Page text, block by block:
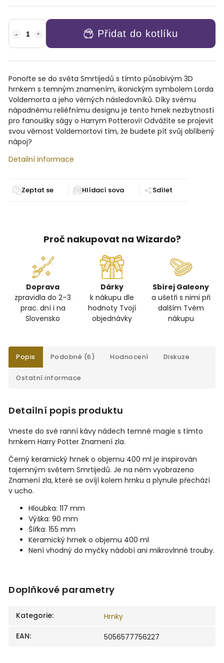
Přidat do kotlíku
Ponořte se do světa Smrtijedů s tímto působivým 3D
hrnkem s temným znamením, ikonickým symbolem Lorda
Voldemorta a jeho věrných následovníků. Díky svému
nápadnému reliéfnímu designu je tento hrnek nezbytností
pro fanoušky ságy o Harrym Potterovi! Odvážíte se projevit
svou věrnost Voldemortovi tím, že budete pít svůj oblíbený
nápoj?
Detailní informace
Zeptat se Sdílet
Proč nakupovat na Wizardo?
Doprava
zpravidla do 2–3
prac. dní i na
Slovensko
Dárky
k nákupu dle
hodnoty Tvojí
objednávky
Sbírej Galeony
a ušetři s nimi při
dalším Tvém
nákupu
Popis Podobné (6) Hodnocení Diskuze
Ostatní informace
Detailní popis produktu
Vneste do své ranní kávy nádech temné magie s tímto
hrnkem Harry Potter Znamení zla.
Černý keramický hrnek o objemu 400 ml je inspirován
tajemným světem Smrtijedů. Je na něm vyobrazeno
Znamení zla, které se ovíjí kolem hrnku a plynule přechází
v ucho.
Hloubka: 117 mm
Výška: 90 mm
Šířka: 155 mm
Keramický hrnek o objemu 400 ml
Není vhodný do myčky nádobí ani mikrovlnné trouby.
Doplňkové parametry
Kategorie:
Hrnky
EAN: 5056577756227